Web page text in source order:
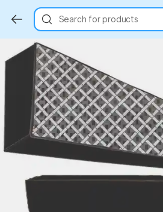
Search for products
Key Highlights